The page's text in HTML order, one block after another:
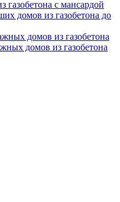
газобетона с мансардой
домов из газобетона до
домов из газобетона
домов из газобетона